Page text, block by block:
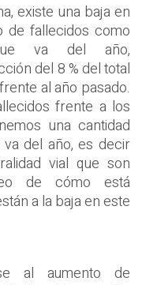
existe una baja en
de fallecidos como
va del año,
del 8 % del total
al año pasado.
frente a los
una cantidad
del año, es decir
vial que son
de cómo está
a la baja en este
al aumento de